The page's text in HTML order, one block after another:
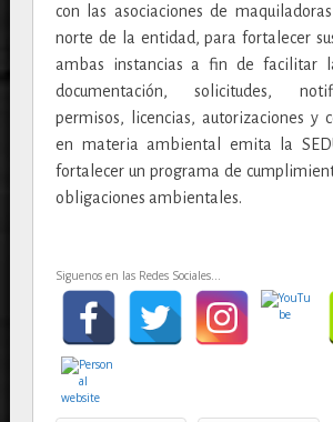
con las asociaciones de
norte de la entidad, para fortalecer
ambas instancias a fin de facilitar
documentación, solicitudes,
permisos, licencias, autorizaciones y
en materia ambiental emita la
fortalecer un programa de
obligaciones ambientales.
Siguenos en las Redes Sociales...